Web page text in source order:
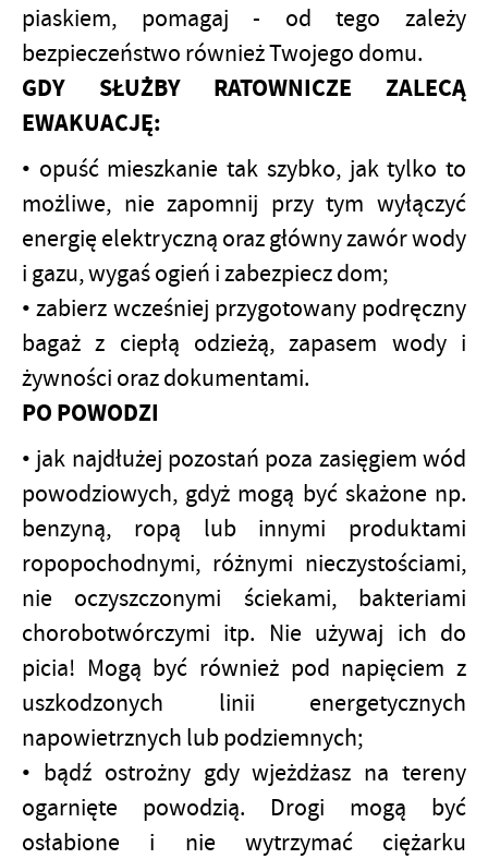
piaskiem, pomagaj - od tego zależy
bezpieczeństwo również Twojego domu.
GDY SŁUŻBY RATOWNICZE ZALECĄ
EWAKUACJĘ:
• opuść mieszkanie tak szybko, jak tylko to
możliwe, nie zapomnij przy tym wyłączyć
energię elektryczną oraz główny zawór wody
i gazu, wygaś ogień i zabezpiecz dom;
• zabierz wcześniej przygotowany podręczny
bagaż z ciepłą odzieżą, zapasem wody i
żywności oraz dokumentami.
PO POWODZI
• jak najdłużej pozostań poza zasięgiem wód
powodziowych, gdyż mogą być skażone np.
benzyną, ropą lub innymi produktami
ropopochodnymi, różnymi nieczystościami,
nie oczyszczonymi ściekami, bakteriami
chorobotwórczymi itp. Nie używaj ich do
picia! Mogą być również pod napięciem z
uszkodzonych linii energetycznych
napowietrznych lub podziemnych;
• bądź ostrożny gdy wjeżdżasz na tereny
ogarnięte powodzią. Drogi mogą być
osłabione i nie wytrzymać ciężarku